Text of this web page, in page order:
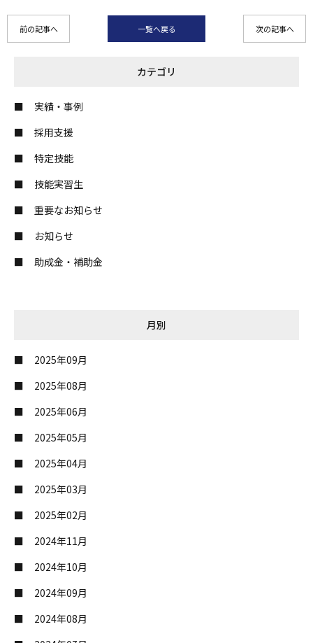
前の記事へ 一覧へ戻る 次の記事へ
カテゴリ
実績・事例
採用支援
特定技能
技能実習生
重要なお知らせ
お知らせ
助成金・補助金
月別
2025年09月
2025年08月
2025年06月
2025年05月
2025年04月
2025年03月
2025年02月
2024年11月
2024年10月
2024年09月
2024年08月